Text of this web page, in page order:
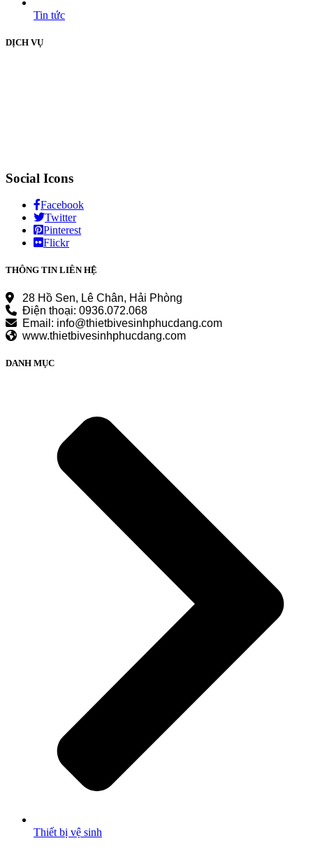
Tin tức
DỊCH VỤ
Social Icons
Facebook
Twitter
Pinterest
Flickr
THÔNG TIN LIÊN HỆ
28 Hồ Sen, Lê Chân, Hải Phòng
Điện thoại: 0936.072.068
Email: info@thietbivesinhphucdang.com
www.thietbivesinhphucdang.com
DANH MỤC
Thiết bị vệ sinh